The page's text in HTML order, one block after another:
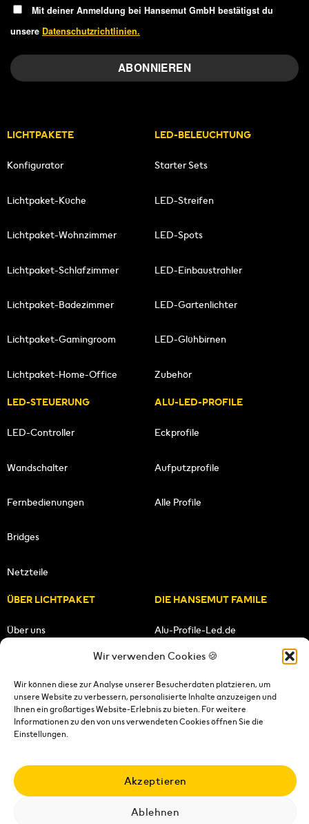
Wir verwenden Cookies 🍪
Wir können diese zur Analyse unserer Besucherdaten platzieren, um
unsere Website zu verbessern, personalisierte Inhalte anzuzeigen und
Ihnen ein großartiges Website-Erlebnis zu bieten. Für weitere
Informationen zu den von uns verwendeten Cookies öffnen Sie die
Einstellungen.
Akzeptieren
Ablehnen
Mit deiner Anmeldung bei Hansemut GmbH bestätigst du
unsere Datenschutzrichtlinien.
LICHTPAKETE
Konfigurator
Lichtpaket-Küche
Lichtpaket-Wohnzimmer
Lichtpaket-Schlafzimmer
Lichtpaket-Badezimmer
Lichtpaket-Gamingroom
Lichtpaket-Home-Office
LED-BELEUCHTUNG
Starter Sets
LED-Streifen
LED-Spots
LED-Einbaustrahler
LED-Gartenlichter
LED-Glühbirnen
Zubehör
LED-STEUERUNG
LED-Controller
Wandschalter
Fernbedienungen
Bridges
Netzteile
ALU-LED-PROFILE
Eckprofile
Aufputzprofile
Alle Profile
ÜBER LICHTPAKET
Über uns
Unser Team
DIE HANSEMUT FAMILE
Alu-Profile-Led.de
Lichtpaket.de
FOLGE UNS
Datenschutzerklärung Wiederrufsrecht
Versandbedingungen |